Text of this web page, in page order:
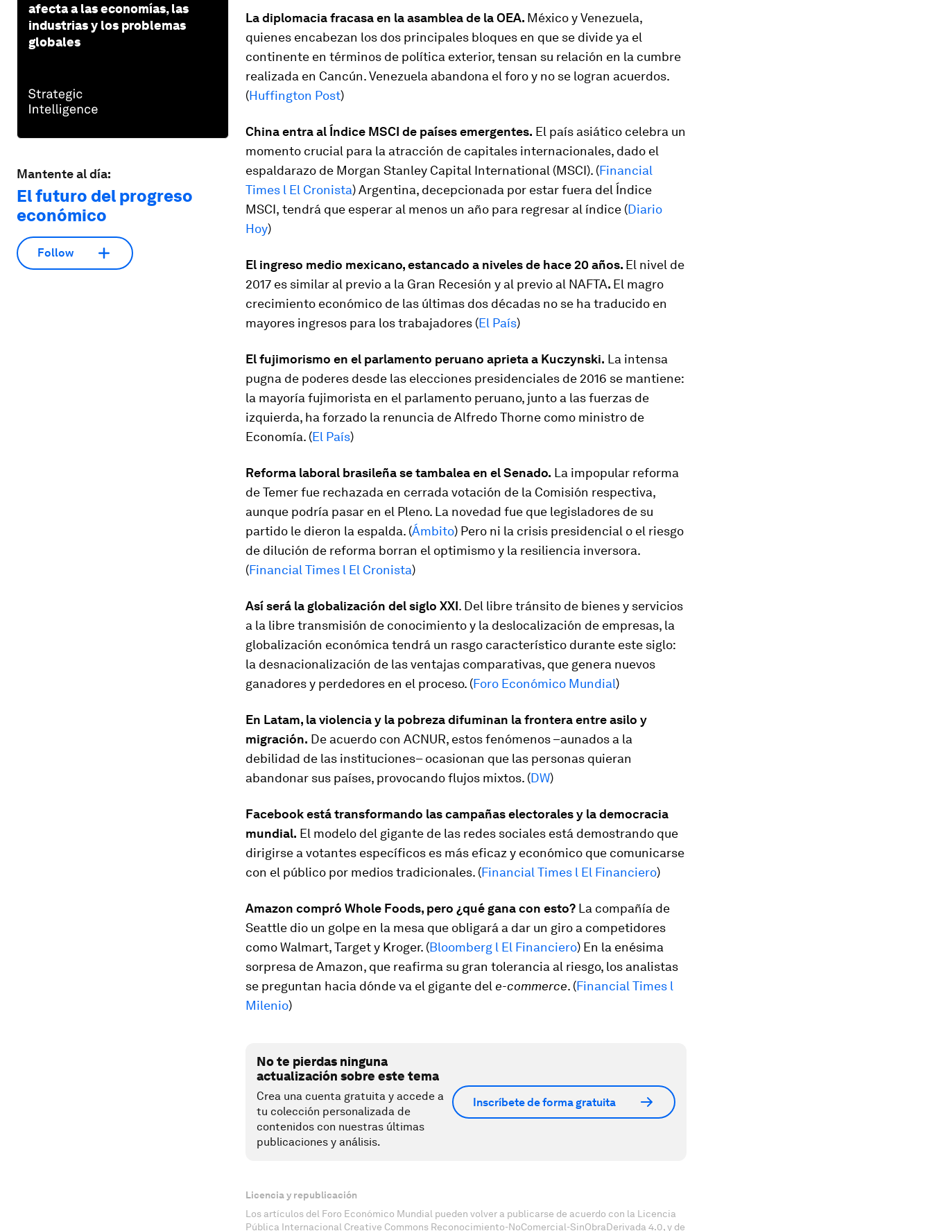
afecta a las economías, las
industrias y los problemas
globales
Mantente al día:
El futuro del progreso
económico
Follow
La diplomacia fracasa en la asamblea de la OEA. México y Venezuela,
quienes encabezan los dos principales bloques en que se divide ya el
continente en términos de política exterior, tensan su relación en la cumbre
realizada en Cancún. Venezuela abandona el foro y no se logran acuerdos.
(Huffington Post)
China entra al Índice MSCI de países emergentes. El país asiático celebra un
momento crucial para la atracción de capitales internacionales, dado el
espaldarazo de Morgan Stanley Capital International (MSCI). (Financial
Times l El Cronista) Argentina, decepcionada por estar fuera del Índice
MSCI, tendrá que esperar al menos un año para regresar al índice (Diario
Hoy)
El ingreso medio mexicano, estancado a niveles de hace 20 años. El nivel de
2017 es similar al previo a la Gran Recesión y al previo al NAFTA. El magro
crecimiento económico de las últimas dos décadas no se ha traducido en
mayores ingresos para los trabajadores (El País)
El fujimorismo en el parlamento peruano aprieta a Kuczynski. La intensa
pugna de poderes desde las elecciones presidenciales de 2016 se mantiene:
la mayoría fujimorista en el parlamento peruano, junto a las fuerzas de
izquierda, ha forzado la renuncia de Alfredo Thorne como ministro de
Economía. (El País)
Reforma laboral brasileña se tambalea en el Senado. La impopular reforma
de Temer fue rechazada en cerrada votación de la Comisión respectiva,
aunque podría pasar en el Pleno. La novedad fue que legisladores de su
partido le dieron la espalda. (Ámbito) Pero ni la crisis presidencial o el riesgo
de dilución de reforma borran el optimismo y la resiliencia inversora.
(Financial Times l El Cronista)
Así será la globalización del siglo XXI. Del libre tránsito de bienes y servicios
a la libre transmisión de conocimiento y la deslocalización de empresas, la
globalización económica tendrá un rasgo característico durante este siglo:
la desnacionalización de las ventajas comparativas, que genera nuevos
ganadores y perdedores en el proceso. (Foro Económico Mundial)
En Latam, la violencia y la pobreza difuminan la frontera entre asilo y
migración. De acuerdo con ACNUR, estos fenómenos –aunados a la
debilidad de las instituciones– ocasionan que las personas quieran
abandonar sus países, provocando flujos mixtos. (DW)
Facebook está transformando las campañas electorales y la democracia
mundial. El modelo del gigante de las redes sociales está demostrando que
dirigirse a votantes específicos es más eficaz y económico que comunicarse
con el público por medios tradicionales. (Financial Times l El Financiero)
Amazon compró Whole Foods, pero ¿qué gana con esto? La compañía de
Seattle dio un golpe en la mesa que obligará a dar un giro a competidores
como Walmart, Target y Kroger. (Bloomberg l El Financiero) En la enésima
sorpresa de Amazon, que reafirma su gran tolerancia al riesgo, los analistas
se preguntan hacia dónde va el gigante del e-commerce. (Financial Times l
Milenio)
No te pierdas ninguna
actualización sobre este tema
Crea una cuenta gratuita y accede a
tu colección personalizada de
contenidos con nuestras últimas
publicaciones y análisis.
Inscríbete de forma gratuita
Licencia y republicación
Los artículos del Foro Económico Mundial pueden volver a publicarse de acuerdo con la Licencia
Pública Internacional Creative Commons Reconocimiento-NoComercial-SinObraDerivada 4.0, y de